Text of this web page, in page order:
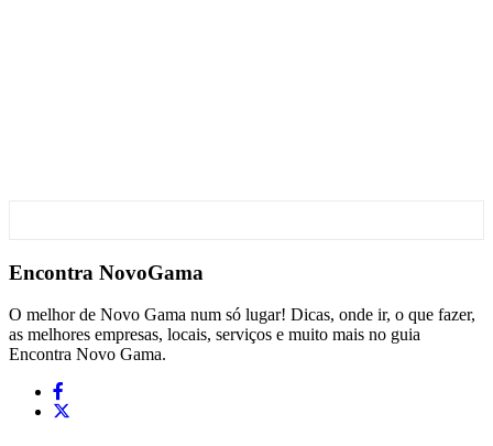
Encontra NovoGama
O melhor de Novo Gama num só lugar! Dicas, onde ir, o que fazer,
as melhores empresas, locais, serviços e muito mais no guia
Encontra Novo Gama.